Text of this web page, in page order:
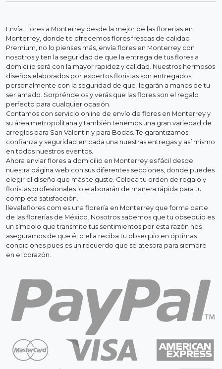
Envía Flores a Monterrey desde la mejor de las florerias en
Monterrey, donde te ofrecemos flores frescas de calidad
Premium, no lo pienses más, envía flores en Monterrey con
nosotros y ten la seguridad de que la entrega de tus flores a
domicilio será con la mayor rapidez y calidad. Nuestros hermosos
diseños elaborados por expertos floristas son entregados
personalmente con la seguridad de que llegarán a manos de tu
ser amado. Sorpréndelos y verás que las flores son el regalo
perfecto para cualquier ocasión.
Contamos con servicio online de envío de flores en Monterrey y
su área metropolitana y también tenemos una gran variedad de
arreglos para San Valentín y para Bodas. Te garantizamos
confianza y seguridad en cada una nuestras entregas y así mismo
en todos nuestros eventos.
Ahora enviar flores a domicilio en Monterrey es fácil desde
nuestra página web con sus diferentes secciones, donde puedes
elegir el diseño que más te guste. Coloca tu orden de regalo y
floristas profesionales lo elaborarán de manera rápida para tu
completa satisfacción.
llevaleflores.com es una florería en Monterrey que forma parte
de las florerías de México. Nosotros sabemos que tu obsequio es
un símbolo que transmite tus sentimientos por esta razón nos
aseguramos de que él o ella reciba tu obsequio en óptimas
condiciones pues es un recuerdo que se atesora para siempre
en el corazón.